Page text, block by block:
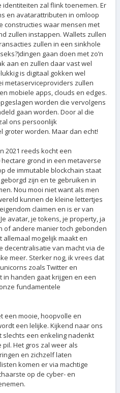
identiteiten zal flink toenemen. Er
en avatarattributen in omloop
constructies waar mensen met
zullen instappen. Wallets zullen
zullen in een sinkhole
gaan doen met zo’n
aan en zullen daar vast wel
is digitaal gokken wel
metaserviceproviders zullen
mobiele apps, clouds en edges.
worden die vervolgens
gaan worden. Door al die
ons persoonlijk
worden. Maar dan echt!
2021 reeds kocht een
hectare grond in een metaverse
de immutable blockchain staat
zijn en te gebruiken in
Nou mooi niet want als men
kunnen de kleine lettertjes
claimen en is er van
avatar, je tokens, je property, ja
of andere manier toch gebonden
allemaal mogelijk maakt en
decentralisatie van macht via de
meer. Sterker nog, ik vrees dat
zoals Twitter en
in handen gaat krijgen en een
fundamentele
een mooie, hoopvolle en
een lelijke. Kijkend naar ons
slechts een enkeling nadenkt
Het gros zal weer als
en zichzelf laten
komen er via machtige
op de cyber- en